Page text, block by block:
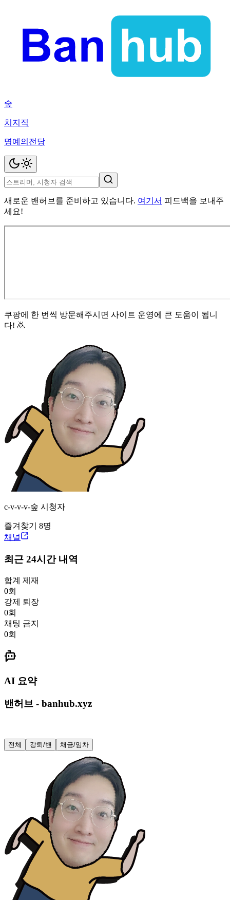
숲
치지직
명예의전당
새로운 밴허브를 준비하고 있습니다. 여기서 피드백을 보내주
세요!
쿠팡에 한 번씩 방문해주시면 사이트 운영에 큰 도움이 됩니
다! 🙇
c-v-v-v-숲 시청자
즐겨찾기 8명
채널
최근 24시간 내역
합계 제재
0회
강제 퇴장
0회
채팅 금지
0회
AI 요약
밴허브 - banhub.xyz
전체 강퇴/밴 채금/임차